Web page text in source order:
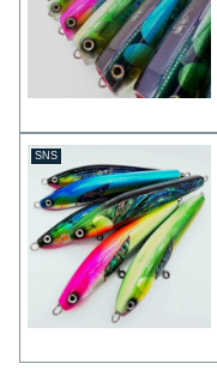
SNS